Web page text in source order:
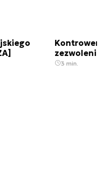
3 min.